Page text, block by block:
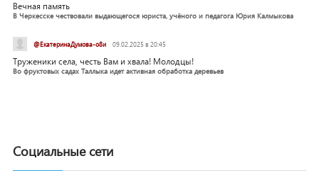
Вечная память
В Черкесске чествовали выдающегося юриста, учёного и педагога Юрия Калмыкова
@ЕкатеринаДумова-о8и 09.02.2025 в 20:45
Труженики села, честь Вам и хвала! Молодцы!
Во фруктовых садах Таллыка идет активная обработка деревьев
Социальные сети